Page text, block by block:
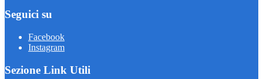
Seguici su
Facebook
Instagram
Sezione Link Utili